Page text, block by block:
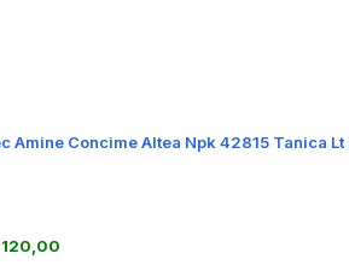
Amine Concime Altea Npk 42815 Tanica Lt
120,00